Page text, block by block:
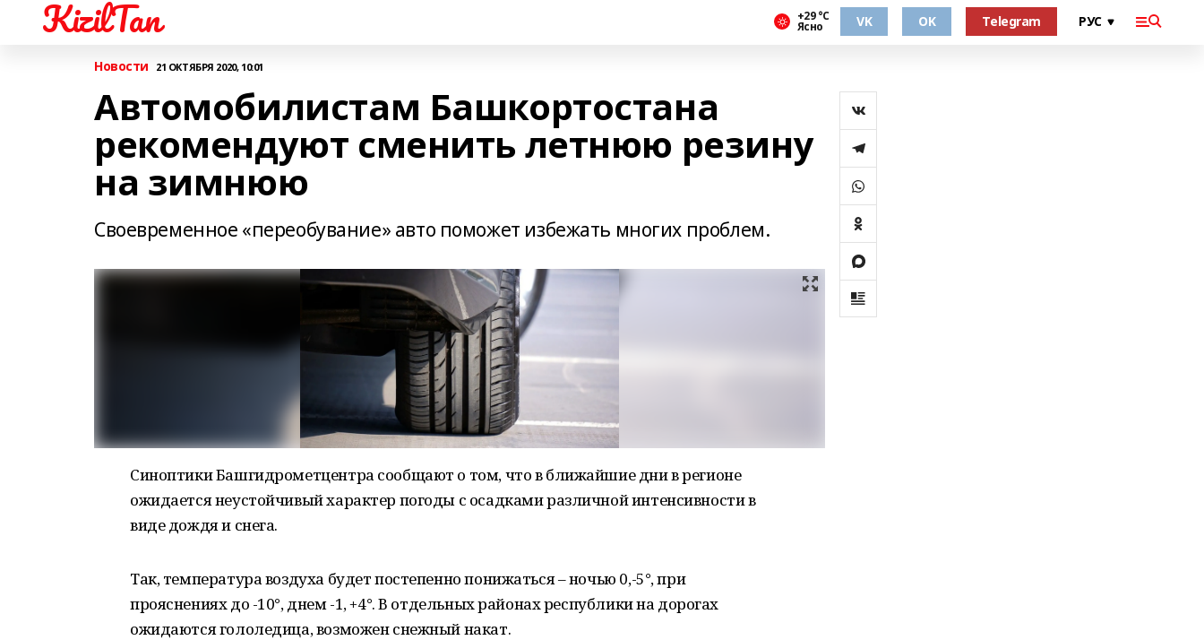
KizilTan +29 °С
Ясно VK OK Telegram
Новости 21 ОКТЯБРЯ 2020, 10:01
Автомобилистам Башкортостана
рекомендуют сменить летнюю резину
на зимнюю
Своевременное «переобувание» авто поможет избежать многих проблем.
Синоптики Башгидрометцентра сообщают о том, что в ближайшие дни в регионе
ожидается неустойчивый характер погоды с осадками различной интенсивности в
виде дождя и снега.
Так, температура воздуха будет постепенно понижаться – ночью 0,-5°, при
прояснениях до -10°, днем -1, +4°. В отдельных районах республики на дорогах
ожидаются гололедица, возможен снежный накат.